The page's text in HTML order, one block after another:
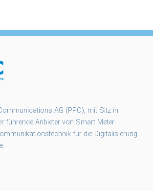
AG (PPC), mit Sitz in
führende Anbieter von Smart Meter
für die Digitalisierung